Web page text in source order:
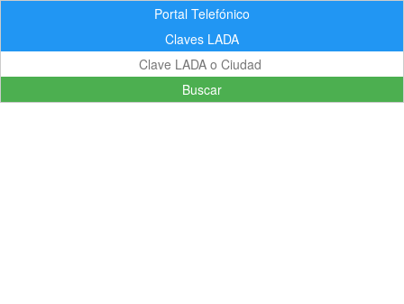
Portal Telefónico
Claves LADA
Buscar